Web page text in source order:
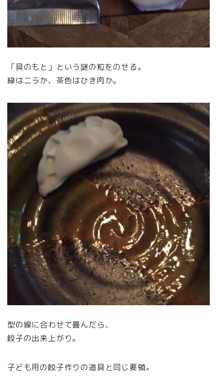
「具のもと」という謎の粒をのせる。
緑はニラか、茶色はひき肉か。
型の線に合わせて畳んだら、
餃子の出来上がり。
子ども用の餃子作りの道具と同じ要領。